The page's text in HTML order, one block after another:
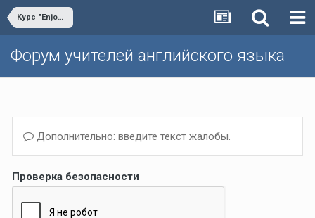
Курс "Enjoy English"
Форум учителей английского языка
Дополнительно: введите текст жалобы.
Проверка безопасности